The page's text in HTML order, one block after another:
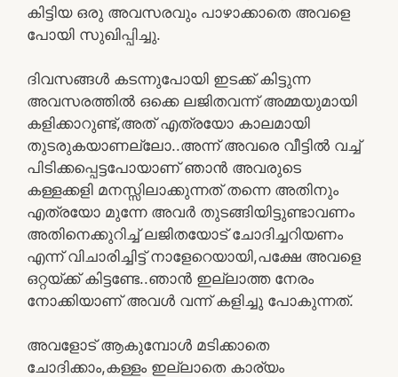
കിട്ടിയ ഒരു അവസരവും പാഴാക്കാതെ അവളെ
പോയി സുഖിപ്പിച്ചു.
ദിവസങ്ങൾ കടന്നുപോയി ഇടക്ക് കിട്ടുന്ന
അവസരത്തിൽ ഒക്കെ ലജിതവന്ന് അമ്മയുമായി
കളിക്കാറുണ്ട്,അത് എത്രയോ കാലമായി
തുടരുകയാണല്ലോ..അന്ന് അവരെ വീട്ടിൽ വച്ച്
പിടിക്കപ്പെട്ടപോയാണ് ഞാൻ അവരുടെ
കള്ളക്കളി മനസ്സിലാക്കുന്നത് തന്നെ അതിനും
എത്രയോ മുന്നേ അവർ തുടങ്ങിയിട്ടുണ്ടാവണം
അതിനെക്കുറിച്ച് ലജിതയോട് ചോദിച്ചറിയണം
എന്ന് വിചാരിച്ചിട്ട് നാളേറെയായി,പക്ഷേ അവളെ
ഒറ്റയ്ക്ക് കിട്ടണ്ടേ..ഞാൻ ഇല്ലാത്ത നേരം
നോക്കിയാണ് അവൾ വന്ന് കളിച്ചു പോകുന്നത്.
അവളോട് ആകുമ്പോൾ മടിക്കാതെ
ചോദിക്കാം,കള്ളം ഇല്ലാതെ കാര്യം